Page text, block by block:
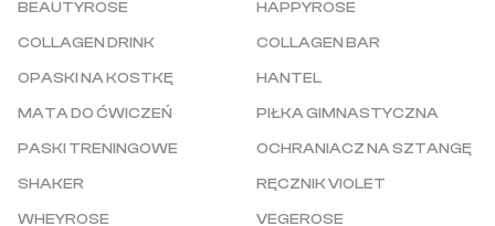
BEAUTYROSE
HAPPYROSE
COLLAGEN DRINK
COLLAGEN BAR
OPASKI NA KOSTKĘ
HANTEL
MATA DO ĆWICZEŃ
PIŁKA GIMNASTYCZNA
PASKI TRENINGOWE
OCHRANIACZ NA SZTANGĘ
SHAKER
RĘCZNIK VIOLET
WHEYROSE
VEGEROSE